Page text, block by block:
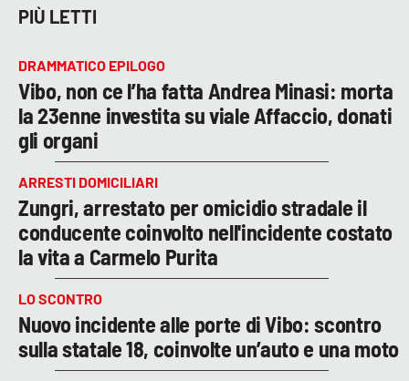
PIÙ LETTI
DRAMMATICO EPILOGO
Vibo, non ce l’ha fatta Andrea Minasi: morta
la 23enne investita su viale Affaccio, donati
gli organi
ARRESTI DOMICILIARI
Zungri, arrestato per omicidio stradale il
conducente coinvolto nell'incidente costato
la vita a Carmelo Purita
LO SCONTRO
Nuovo incidente alle porte di Vibo: scontro
sulla statale 18, coinvolte un’auto e una moto